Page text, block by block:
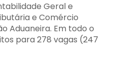
Geral e
e Comércio
Aduaneira. Em todo o
para 278 vagas (247